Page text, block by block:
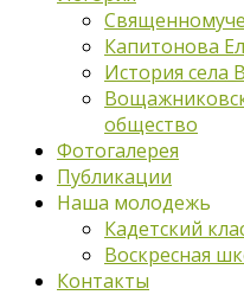
Капитонова
История
общество
Фотогалерея
Публикации
Наша молодежь
Кадетский
Воскресная
Контакты